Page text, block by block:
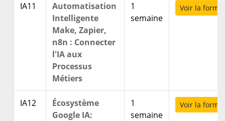
IA11
Automatisation
Intelligente
Make, Zapier,
n8n : Connecter
l'IA aux
Processus
Métiers
1
semaine
Voir la
IA12
Écosystème
Google IA:
1
semaine
Voir la